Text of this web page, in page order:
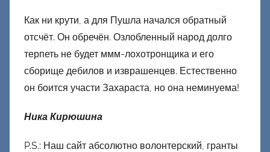
Как ни крути, а для Пушла начался обратный
отсчёт. Он обречён. Озлобленный народ долго
терпеть не будет ммм-лохотронщика и его
сборище дебилов и изврашенцев. Естественно
он боится участи Захараста, но она неминуема!
Ника Кирюшина
P.S.: Наш сайт абсолютно волонтерский, гранты